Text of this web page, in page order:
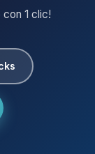
con 1 clic!